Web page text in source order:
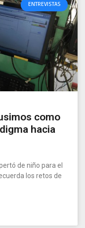
ENTREVISTAS
como
hacia
de niño para el
los retos de